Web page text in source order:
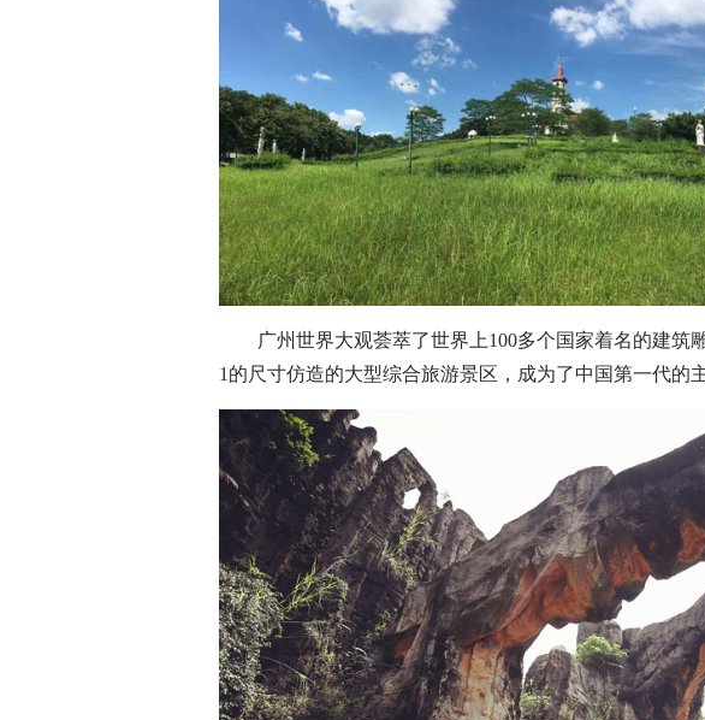
广州世界大观荟萃了世界上100多个国家着名的建筑
1的尺寸仿造的大型综合旅游景区，成为了中国第一代的